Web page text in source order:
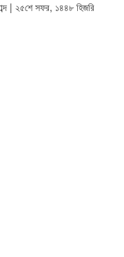
| ২৫শে সফর, ১৪৪৮ হিজরি